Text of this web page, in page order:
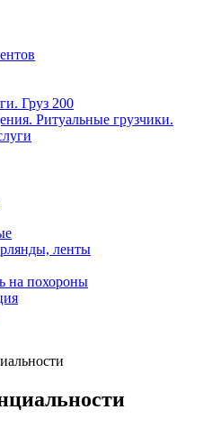
Груз 200
Ритуальные грузчики.
ленты
на похороны